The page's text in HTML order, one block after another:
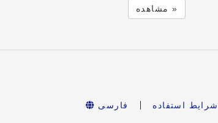
مشاهده »
فارسی شرایط استفاده